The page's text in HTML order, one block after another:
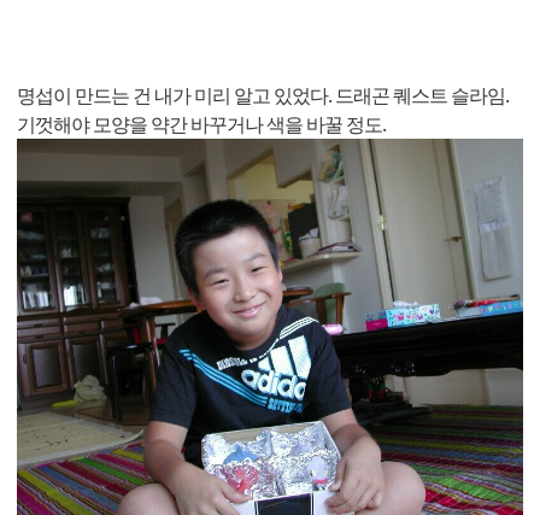
명섭이 만드는 건 내가 미리 알고 있었다. 드래곤 퀘스트 슬라임.
기껏해야 모양을 약간 바꾸거나 색을 바꿀 정도.